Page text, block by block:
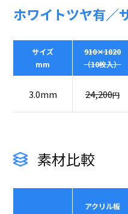
ホワイトツヤ有／
サイズ
mm
910×1820
（10枚入）
3.0mm 24,200円
素材比較
アクリル板